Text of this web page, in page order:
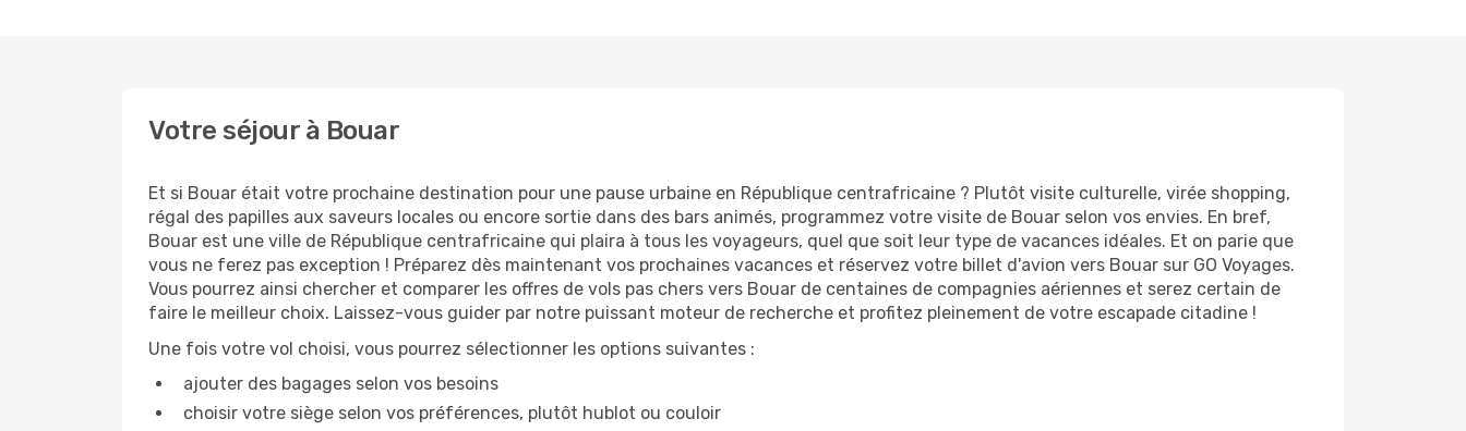
Votre séjour à Bouar
Et si Bouar était votre prochaine destination pour une pause urbaine en République centrafricaine ? Plutôt visite culturelle, virée shopping,
régal des papilles aux saveurs locales ou encore sortie dans des bars animés, programmez votre visite de Bouar selon vos envies. En bref,
Bouar est une ville de République centrafricaine qui plaira à tous les voyageurs, quel que soit leur type de vacances idéales. Et on parie que
vous ne ferez pas exception ! Préparez dès maintenant vos prochaines vacances et réservez votre billet d'avion vers Bouar sur GO Voyages.
Vous pourrez ainsi chercher et comparer les offres de vols pas chers vers Bouar de centaines de compagnies aériennes et serez certain de
faire le meilleur choix. Laissez-vous guider par notre puissant moteur de recherche et profitez pleinement de votre escapade citadine !
Une fois votre vol choisi, vous pourrez sélectionner les options suivantes :
ajouter des bagages selon vos besoins
choisir votre siège selon vos préférences, plutôt hublot ou couloir